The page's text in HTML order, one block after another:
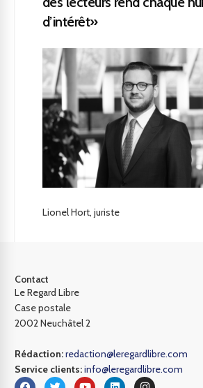
d’intérêt»
Lionel Hort, juriste
Contact
Le Regard Libre
Case postale
2002 Neuchâtel 2
Rédaction:redaction@leregardlibre.com
Service clients:info@leregardlibre.com